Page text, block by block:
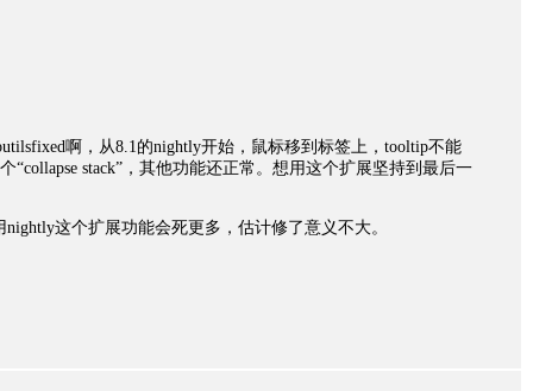
啊，从8.1的nightly开始，鼠标移到标签上，tooltip不能
“collapse stack”，其他功能还正常。想用这个扩展坚持到最后一
这个扩展功能会死更多，估计修了意义不大。